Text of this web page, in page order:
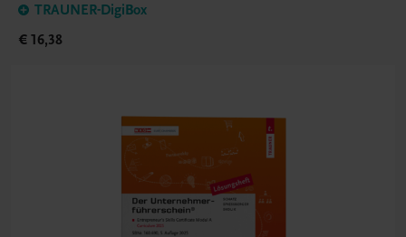
TRAUNER-DigiBox
€ 16,38